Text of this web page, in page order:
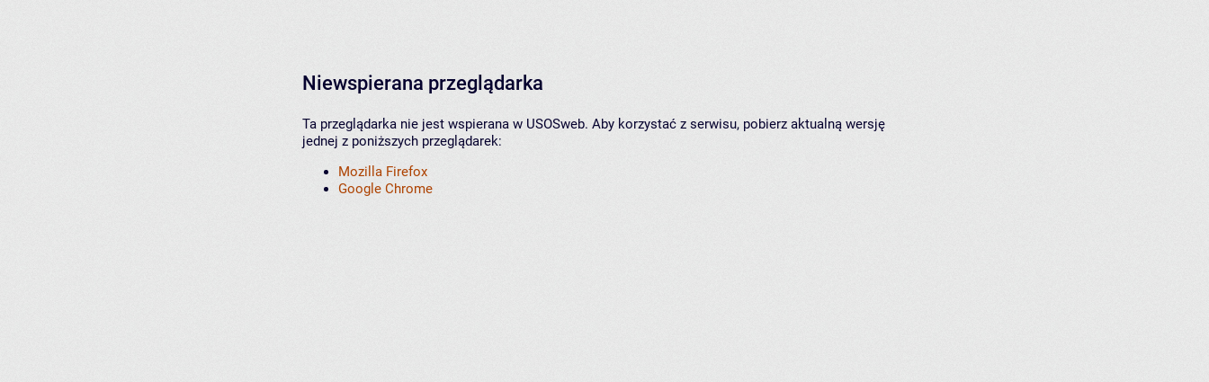
Niewspierana przeglądarka
Ta przeglądarka nie jest wspierana w USOSweb. Aby korzystać z serwisu, pobierz aktualną wersję
jednej z poniższych przeglądarek:
Mozilla Firefox
Google Chrome